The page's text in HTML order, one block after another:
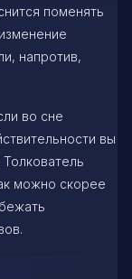
поменять
напротив,
во сне
вы
можно скорее